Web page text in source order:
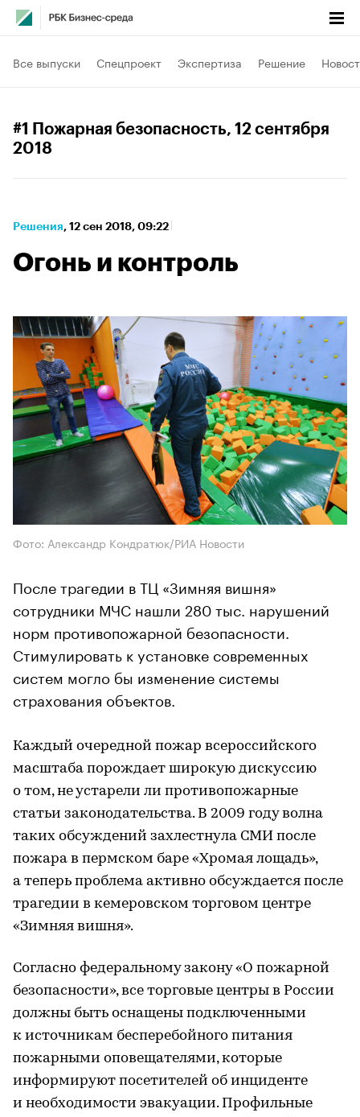
Все выпуски Спецпроект Экспертиза Решение
#1 Пожарная безопасность, 12 сентября
2018
Решения⁠, 12 сен 2018, 09:22
Огонь и контроль
Фото: Александр Кондратюк/РИА Новости
После трагедии в ТЦ «Зимняя вишня»
сотрудники МЧС нашли 280 тыс. нарушений
норм противопожарной безопасности.
Стимулировать к установке современных
систем могло бы изменение системы
страхования объектов.
Каждый очередной пожар всероссийского
масштаба порождает широкую дискуссию
о том, не устарели ли противопожарные
статьи законодательства. В 2009 году волна
таких обсуждений захлестнула СМИ после
пожара в пермском баре «Хромая лощадь»,
а теперь проблема активно обсуждается после
трагедии в кемеровском торговом центре
«Зимняя вишня».
Согласно федеральному закону «О пожарной
безопасности», все торговые центры в России
должны быть оснащены подключенными
к источникам бесперебойного питания
пожарными оповещателями, которые
информируют посетителей об инциденте
и необходимости эвакуации. Профильные